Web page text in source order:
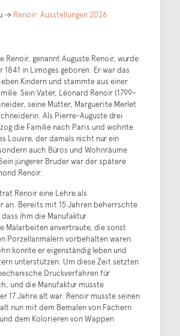
→ Renoir: Ausstellungen 2026
Renoir, genannt Auguste Renoir, wurde
1841 in Limoges geboren. Er war das
Kindern und stammte aus einer
Sein Vater, Léonard Renoir (1799–
seine Mutter, Marguerite Merlet
Als Pierre-Auguste drei
die Familie nach Paris und wohnte
Louvre, der damals nicht nur ein
auch Büros und Wohnräume
jüngerer Bruder war der spätere
Renoir.
Renoir eine Lehre als
an. Bereits mit 15 Jahren beherrschte
ihm die Manufaktur
Malarbeiten anvertraute, die sonst
Porzellanmalern vorbehalten waren.
konnte er eigenständig leben und
unterstützen. Um diese Zeit setzten
Druckverfahren für
und die Manufaktur musste
17 Jahre alt war. Renoir musste seinen
nun mit dem Bemalen von Fächern
dem Kolorieren von Wappen